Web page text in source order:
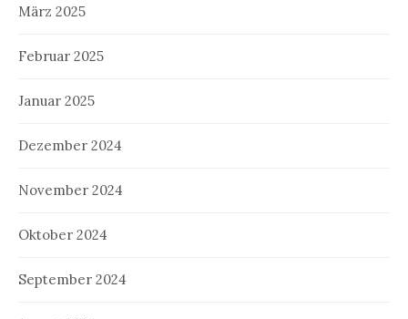
März 2025
Februar 2025
Januar 2025
Dezember 2024
November 2024
Oktober 2024
September 2024